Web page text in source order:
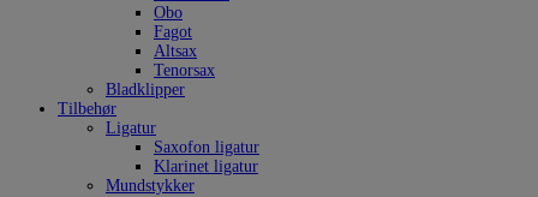
Obo
Fagot
Altsax
Tenorsax
Bladklipper
Tilbehør
Ligatur
Saxofon ligatur
Klarinet ligatur
Mundstykker